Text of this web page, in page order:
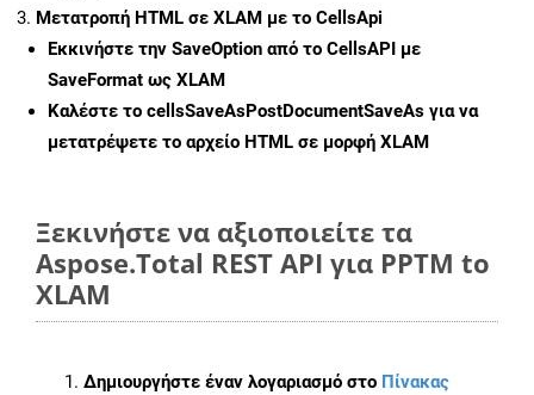
Μετατροπή HTML σε XLAM με το CellsApi
Εκκινήστε την SaveOption από το CellsAPI με
SaveFormat ως XLAM
Καλέστε το cellsSaveAsPostDocumentSaveAs για να
μετατρέψετε το αρχείο HTML σε μορφή XLAM
Ξεκινήστε να αξιοποιείτε τα
Aspose.Total REST API για PPTM to
XLAM
Δημιουργήστε έναν λογαριασμό στο Πίνακας